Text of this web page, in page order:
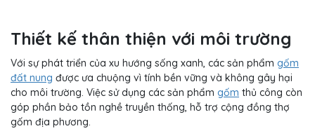
Thiết kế thân thiện với môi trường
Với sự phát triển của xu hướng sống xanh, các sản phẩm gốm
đất nung được ưa chuộng vì tính bền vững và không gây hại
cho môi trường. Việc sử dụng các sản phẩm gốm thủ công còn
góp phần bảo tồn nghề truyền thống, hỗ trợ cộng đồng thợ
gốm địa phương.